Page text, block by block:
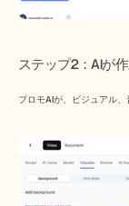
ステップ2：AIが
プロモAIが、ビジュアル